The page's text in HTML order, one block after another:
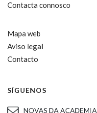
Contacta connosco
Mapa web
Aviso legal
Contacto
SÍGUENOS
NOVAS DA ACADEMIA